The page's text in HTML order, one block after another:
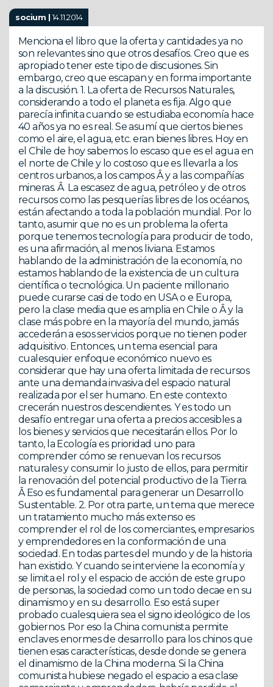
socium |14.11.2014
Menciona el libro que la oferta y cantidades ya no
son relevantes sino que otros desafíos. Creo que es
apropiado tener este tipo de discusiones. Sin
embargo, creo que escapan y en forma importante
a la discusión. 1. La oferta de Recursos Naturales,
considerando a todo el planeta es fija. Algo que
parecía infinita cuando se estudiaba economía hace
40 años ya no es real. Se asumí que ciertos bienes
como el aire, el agua, etc. eran bienes libres. Hoy en
el Chile de hoy sabemos lo escaso que es el agua en
el norte de Chile y lo costoso que es llevarla a los
centros urbanos, a los campos Â y a las compañías
mineras. Â La escasez de agua, petróleo y de otros
recursos como las pesquerías libres de los océanos,
están afectando a toda la población mundial. Por lo
tanto, asumir que no es un problema la oferta
porque tenemos tecnología para producir de todo,
es una afirmación, al menos liviana. Estamos
hablando de la administración de la economía, no
estamos hablando de la existencia de un cultura
científica o tecnológica. Un paciente millonario
puede curarse casi de todo en USA o e Europa,
pero la clase media que es amplia en Chile o Â y la
clase más pobre en la mayoría del mundo, jamás
accederán a esos servicios porque no tienen poder
adquisitivo. Entonces, un tema esencial para
cualesquier enfoque económico nuevo es
considerar que hay una oferta limitada de recursos
ante una demanda invasiva del espacio natural
realizada por el ser humano. En este contexto
crecerán nuestros descendientes. Y es todo un
desafío entregar una oferta a precios accesibles a
los bienes y servicios que necesitarán ellos. Por lo
tanto, la Ecología es prioridad uno para
comprender cómo se renuevan los recursos
naturales y consumir lo justo de ellos, para permitir
la renovación del potencial productivo de la Tierra.
Â Eso es fundamental para generar un Desarrollo
Sustentable. 2. Por otra parte, un tema que merece
un tratamiento mucho más extenso es
comprender el rol de los comerciantes, empresarios
y emprendedores en la conformación de una
sociedad. En todas partes del mundo y de la historia
han existido. Y cuando se interviene la economía y
se limita el rol y el espacio de acción de este grupo
de personas, la sociedad como un todo decae en su
dinamismo y en su desarrollo. Eso está super
probado cualesquiera sea el signo ideológico de los
gobiernos. Por eso la China comunista permite
enclaves enormes de desarrollo para los chinos que
tienen esas características, desde donde se genera
el dinamismo de la China moderna. Si la China
comunista hubiese negado el espacio a esa clase